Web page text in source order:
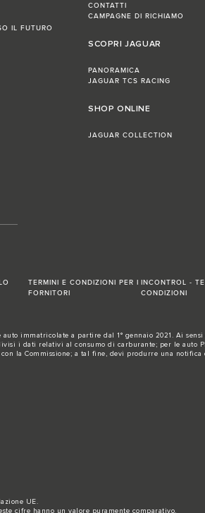
IL FUTURO
CONTATTI
CAMPAGNE DI RICHIAMO
SCOPRI JAGUAR
PANORAMICA
JAGUAR TCS RACING
SHOP ONLINE
JAGUAR COLLECTION
TERMINI E CONDIZIONI PER I
FORNITORI
INCONTROL -
CONDIZIONI
immatricolate a partire dal 1° gennaio 2021. Ai
i dati relativi al consumo di carburante; per le
la Commissione; a tal fine, devi produrre una
UE.
cifre hanno un valore puramente comparativo.